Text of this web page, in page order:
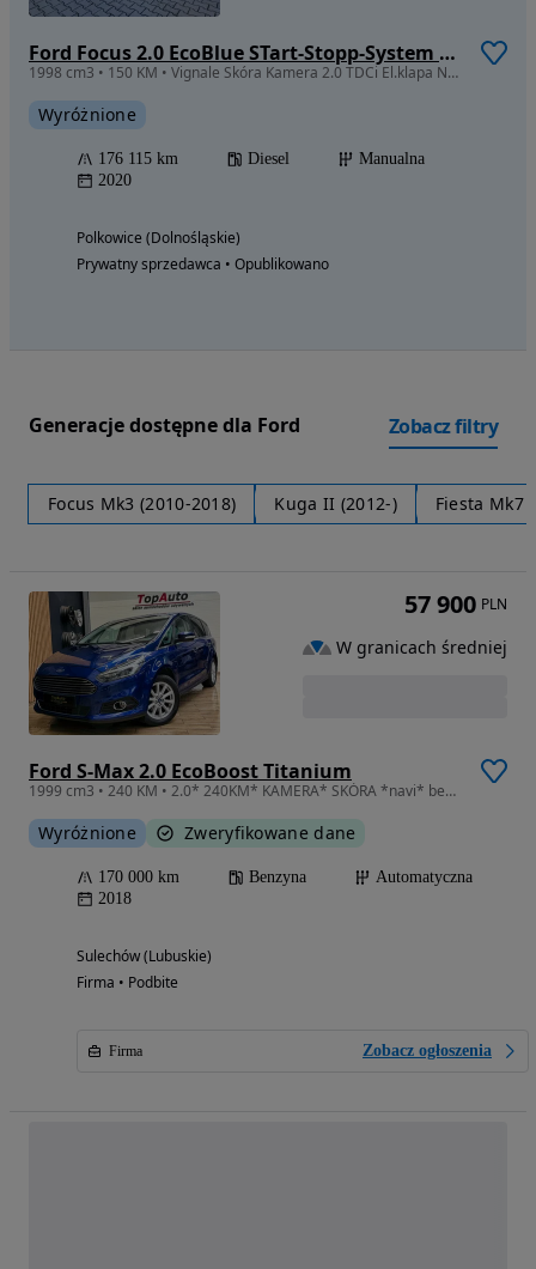
Ford Focus 2.0 EcoBlue STart-Stopp-System VIGNALE
1998 cm3 • 150 KM • Vignale Skóra Kamera 2.0 TDCi El.klapa Navi Klimatronik Bezwypadkowy
Wyróżnione
176 115 km Diesel
Manualna
2020
Polkowice (Dolnośląskie)
Prywatny sprzedawca • Opublikowano
Generacje dostępne dla Ford Zobacz filtry
Focus Mk3 (2010-2018) Kuga II (2012-) Fiesta Mk7
Ford S-Max 2.0 EcoBoost Titanium
1999 cm3 • 240 KM • 2.0* 240KM* KAMERA* SKÓRA *navi* bezwypadkowy *AUTOMAT *7 osobowy*
Wyróżnione Zweryfikowane dane
170 000 km Benzyna
Automatyczna
2018
Sulechów (Lubuskie)
Firma • Podbite
Firma Zobacz ogłoszenia
57 900 PLN
W granicach średniej